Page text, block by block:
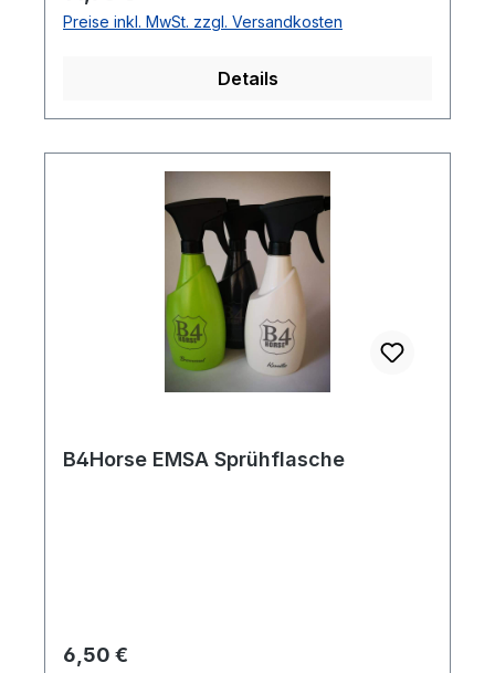
Preise inkl. MwSt. zzgl. Versandkosten
Details
B4Horse EMSA Sprühflasche
Regulärer Preis:
6,50 €